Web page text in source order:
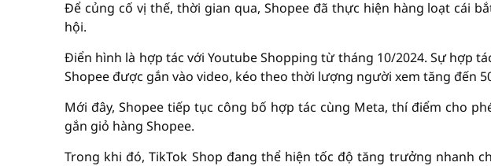
Để củng cố vị thế, thời gian qua, Shopee đã thực hiện hàng loạt cái
hội.
Điển hình là hợp tác với Youtube Shopping từ tháng 10/2024. Sự hợp
Shopee được gắn vào video, kéo theo thời lượng người xem tăng đến
Mới đây, Shopee tiếp tục công bố hợp tác cùng Meta, thí điểm cho
gắn giỏ hàng Shopee.
Trong khi đó, TikTok Shop đang thể hiện tốc độ tăng trưởng nhanh